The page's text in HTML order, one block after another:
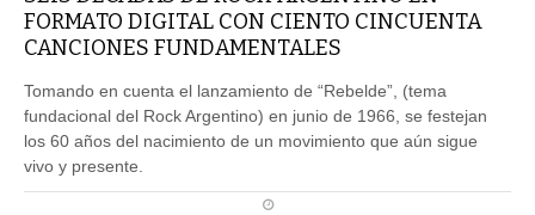
FORMATO DIGITAL CON CIENTO CINCUENTA
CANCIONES FUNDAMENTALES
Tomando en cuenta el lanzamiento de “Rebelde”, (tema
fundacional del Rock Argentino) en junio de 1966, se festejan
los 60 años del nacimiento de un movimiento que aún sigue
vivo y presente.